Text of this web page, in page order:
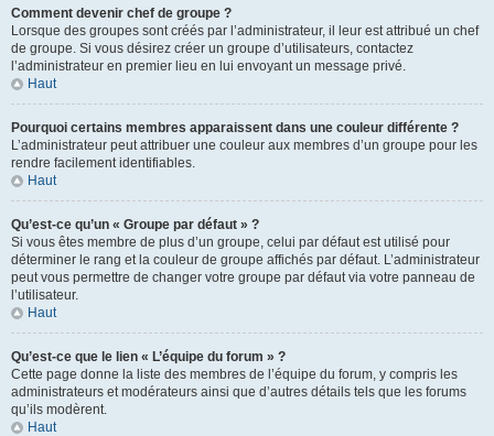
Comment devenir chef de groupe ?
Lorsque des groupes sont créés par l’administrateur, il leur est attribué un chef
de groupe. Si vous désirez créer un groupe d’utilisateurs, contactez
l’administrateur en premier lieu en lui envoyant un message privé.
Haut
Pourquoi certains membres apparaissent dans une couleur différente ?
L’administrateur peut attribuer une couleur aux membres d’un groupe pour les
rendre facilement identifiables.
Haut
Qu’est-ce qu’un « Groupe par défaut » ?
Si vous êtes membre de plus d’un groupe, celui par défaut est utilisé pour
déterminer le rang et la couleur de groupe affichés par défaut. L’administrateur
peut vous permettre de changer votre groupe par défaut via votre panneau de
l’utilisateur.
Haut
Qu’est-ce que le lien « L’équipe du forum » ?
Cette page donne la liste des membres de l’équipe du forum, y compris les
administrateurs et modérateurs ainsi que d’autres détails tels que les forums
qu’ils modèrent.
Haut